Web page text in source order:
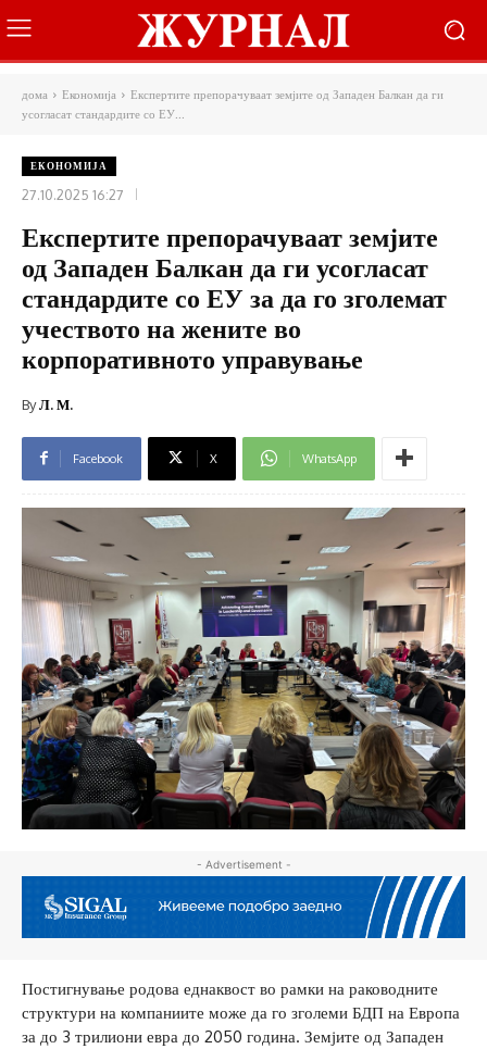
дома Економија
Експертите препорачуваат земјите од Западен Балкан да ги
усогласат стандардите со ЕУ...
ЕКОНОМИЈА
27.10.2025 16:27
Експертите препорачуваат земјите
од Западен Балкан да ги усогласат
стандардите со ЕУ за да го зголемат
учеството на жените во
корпоративното управување
ByЛ. М.
Facebook X WhatsApp
- Advertisement -
Постигнување родова еднаквост во рамки на раководните
структури на компаниите може да го зголеми БДП на Европа
за до 3 трилиони евра до 2050 година. Земјите од Западен